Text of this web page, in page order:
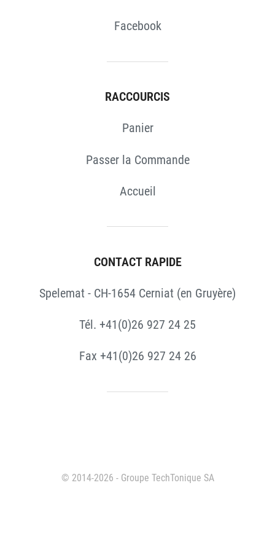
Facebook
RACCOURCIS
Panier
Passer la Commande
Accueil
CONTACT RAPIDE
Spelemat - CH-1654 Cerniat (en Gruyère)
Tél. +41(0)26 927 24 25
Fax +41(0)26 927 24 26
© 2014-2026 - Groupe TechTonique SA